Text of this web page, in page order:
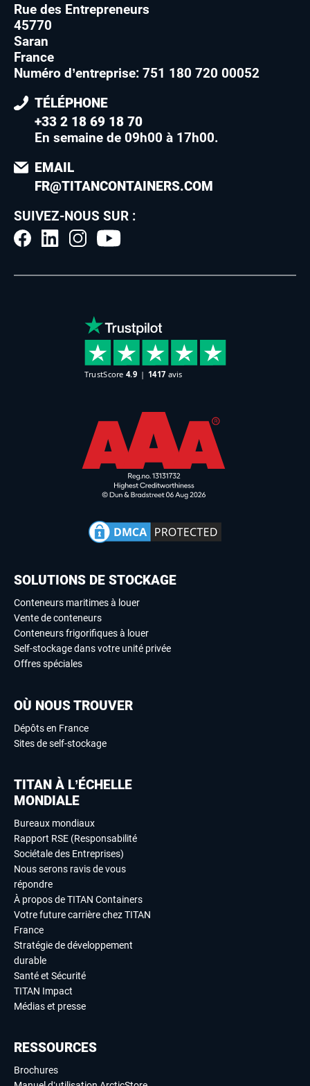
Rue des Entrepreneurs
45770
Saran
France
Numéro d’entreprise: 751 180 720 00052
TÉLÉPHONE
+33 2 18 69 18 70
En semaine de 09h00 à 17h00.
EMAIL
FR@TITANCONTAINERS.COM
SUIVEZ-NOUS SUR :
SOLUTIONS DE STOCKAGE
Conteneurs maritimes à louer
Vente de conteneurs
Conteneurs frigorifiques à louer
Self-stockage dans votre unité privée
Offres spéciales
OÙ NOUS TROUVER
Dépôts en France
Sites de self-stockage
TITAN À L’ÉCHELLE
MONDIALE
Bureaux mondiaux
Rapport RSE (Responsabilité
Sociétale des Entreprises)
Nous serons ravis de vous
répondre
À propos de TITAN Containers
Votre future carrière chez TITAN
France
Stratégie de développement
durable
Santé et Sécurité
TITAN Impact
Médias et presse
RESSOURCES
Brochures